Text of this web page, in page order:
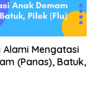
Alami Mengatasi
(Panas), Batuk,